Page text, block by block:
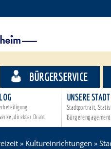
direkter Draht
UNSERE STADT
Stadtportrait,
Bürgerengagement
BÜRGERSERVICE
» Kultureinrichtungen »